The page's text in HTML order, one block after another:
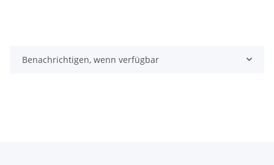
Benachrichtigen, wenn verfügbar